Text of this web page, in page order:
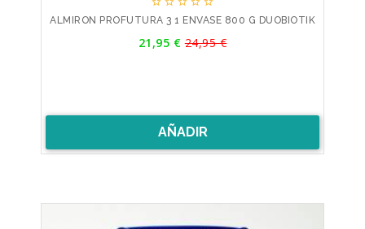
ALMIRON PROFUTURA 3 1 ENVASE 800 G DUOBIOTIK
21,95 €Precio
24,95 €
AÑADIR